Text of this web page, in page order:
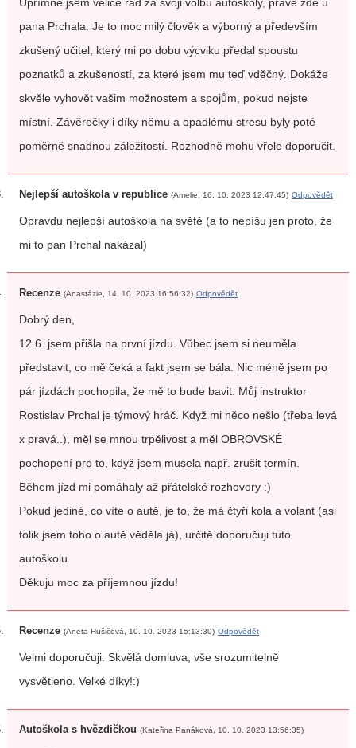
pana Prchala. Je to moc milý člověk a výborný a především
zkušený učitel, který mi po dobu výcviku předal spoustu
poznatků a zkušeností, za které jsem mu teď vděčný. Dokáže
skvěle vyhovět vašim možnostem a spojům, pokud nejste
místní. Závěrečky i díky němu a opadlému stresu byly poté
poměrně snadnou záležitostí. Rozhodně mohu vřele doporučit.
Nejlepší autoškola v republice (Amelie, 16. 10. 2023 12:47:45) Odpovědět
Opravdu nejlepší autoškola na světě (a to nepíšu jen proto, že
mi to pan Prchal nakázal)
Recenze (Anastázie, 14. 10. 2023 16:56:32) Odpovědět
Dobrý den,
12.6. jsem přišla na první jízdu. Vůbec jsem si neuměla
představit, co mě čeká a fakt jsem se bála. Nic méně jsem po
pár jízdách pochopila, že mě to bude bavit. Můj instruktor
Rostislav Prchal je týmový hráč. Když mi něco nešlo (třeba levá
x pravá..), měl se mnou trpělivost a měl OBROVSKÉ
pochopení pro to, když jsem musela např. zrušit termín.
Během jízd mi pomáhaly až přátelské rozhovory :)
Pokud jediné, co víte o autě, je to, že má čtyři kola a volant (asi
tolik jsem toho o autě věděla já), určitě doporučuji tuto
autoškolu.
Děkuju moc za příjemnou jízdu!
Recenze (Aneta Hušičová, 10. 10. 2023 15:13:30) Odpovědět
Velmi doporučuji. Skvělá domluva, vše srozumitelně
vysvětleno. Velké díky!:)
Autoškola s hvězdičkou (Kateřina Panáková, 10. 10. 2023 13:56:35)